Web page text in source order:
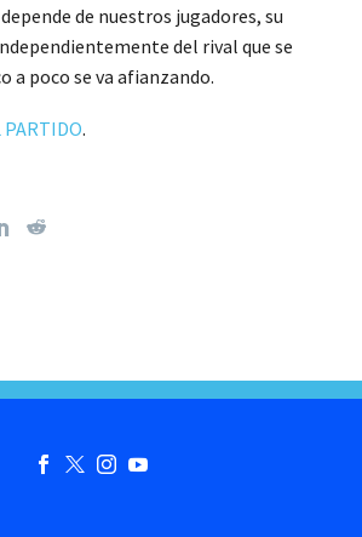
de nuestros jugadores, su
del rival que se
a poco se va afianzando.
PARTIDO.